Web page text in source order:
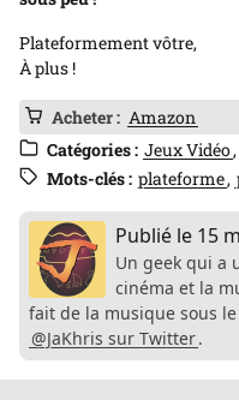
Plateformement vôtre,
À plus !
Acheter : Amazon
Catégories : Jeux Vidéo
Mots-clés : plateforme
Publié le 15
Un geek qui a
cinéma et la
fait de la musique sous
@JaKhris sur Twitter.